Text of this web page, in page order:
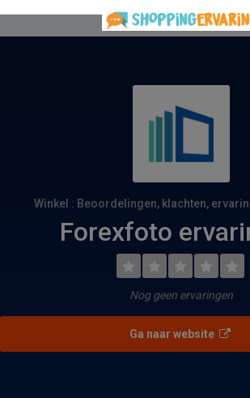
Winkel : Beoordelingen, klachten,
Forexfoto
Nog geen ervaringen
Ga naar website